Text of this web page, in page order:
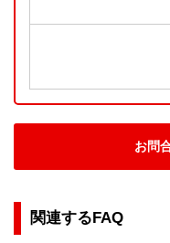
お問
関連するFAQ